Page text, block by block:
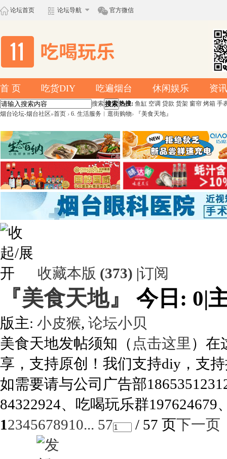
论坛首页 论坛导航 官方微信
首 页 吃货DIY 吃遍烟台 休闲娱乐 资
搜索搜索热搜: 鱼缸 空调 贷款 货架 窗帘 烤箱 手
烟台论坛-烟台社区»首页 › 6. 生活服务︱逛街购物› 『美食天地』
收藏本版 (373) |订阅
『美食天地』 今日: 0|
版主: 小皮猴, 论坛小贝
美食天地发帖须知（ 点击这里 ）在
享，支持原创！我们支持diy，支
如需要请与公司广告部
84322924、吃喝玩乐群197624679
12345678910... 57 / 57 页下一页